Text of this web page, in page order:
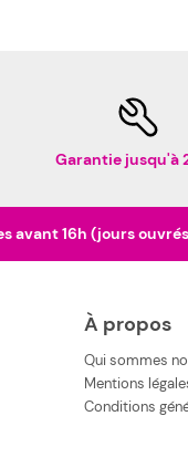
Garantie jusqu'à
avant 16h (jours
À propos
Qui sommes
Mentions
Conditions